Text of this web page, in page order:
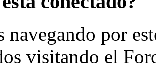
navegando por
visitando el